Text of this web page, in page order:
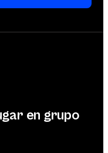
en grupo